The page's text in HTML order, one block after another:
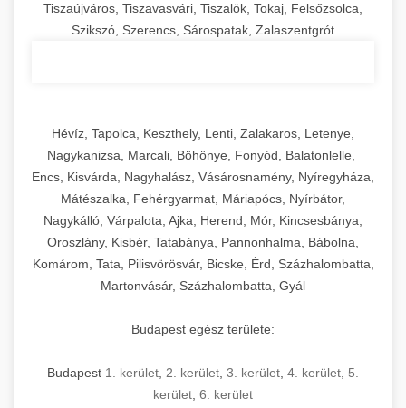
Tiszaújváros, Tiszavasvári, Tiszalök, Tokaj, Felsőzsolca,
Szikszó, Szerencs, Sárospatak, Zalaszentgrót
Hévíz, Tapolca, Keszthely, Lenti, Zalakaros, Letenye,
Nagykanizsa, Marcali, Böhönye, Fonyód, Balatonlelle,
Encs, Kisvárda, Nagyhalász, Vásárosnamény, Nyíregyháza,
Mátészalka, Fehérgyarmat, Máriapócs, Nyírbátor,
Nagykálló, Várpalota, Ajka, Herend, Mór, Kincsesbánya,
Oroszlány, Kisbér, Tatabánya, Pannonhalma, Bábolna,
Komárom, Tata, Pilisvörösvár, Bicske, Érd, Százhalombatta,
Martonvásár, Százhalombatta, Gyál
Budapest egész területe:
Budapest 1. kerület 2. kerület 3. kerület 4. kerület 5.
kerület 6. kerület